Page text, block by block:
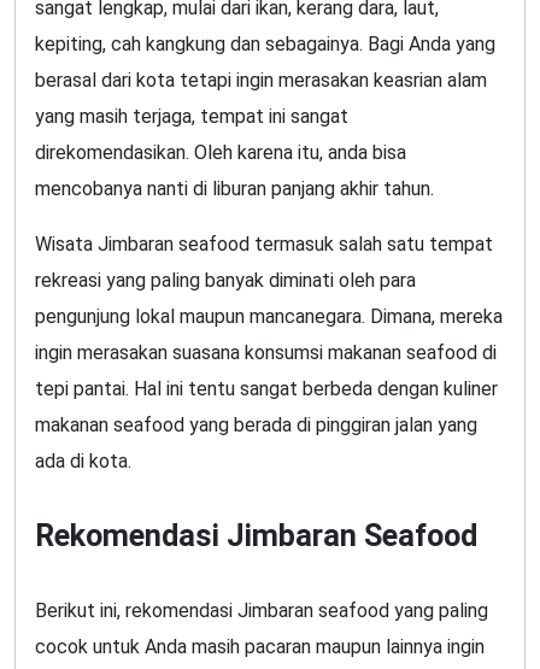
sangat lengkap, mulai dari ikan, kerang dara, laut,
kepiting, cah kangkung dan sebagainya. Bagi Anda yang
berasal dari kota tetapi ingin merasakan keasrian alam
yang masih terjaga, tempat ini sangat
direkomendasikan. Oleh karena itu, anda bisa
mencobanya nanti di liburan panjang akhir tahun.
Wisata Jimbaran seafood termasuk salah satu tempat
rekreasi yang paling banyak diminati oleh para
pengunjung lokal maupun mancanegara. Dimana, mereka
ingin merasakan suasana konsumsi makanan seafood di
tepi pantai. Hal ini tentu sangat berbeda dengan kuliner
makanan seafood yang berada di pinggiran jalan yang
ada di kota.
Rekomendasi Jimbaran Seafood
Berikut ini, rekomendasi Jimbaran seafood yang paling
cocok untuk Anda masih pacaran maupun lainnya ingin